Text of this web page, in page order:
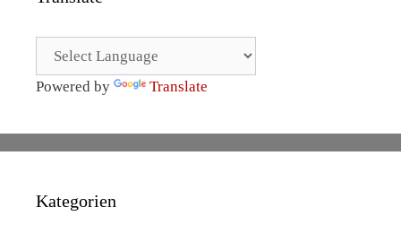
Powered by Translate
Kategorien